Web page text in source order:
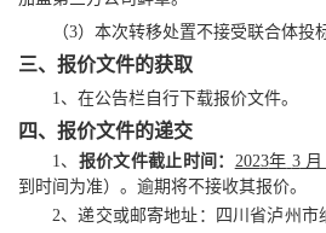
（3） 本次转移处置不接受联合体投
三、 报价文件的获取
1、 在公告栏自行下载报价文件。
四、报价文件的递交
1、 报价文件截止时间： 2023年 3月
到时间为准）。 逾期将不接收其报价。
2、递交或邮寄地址： 四川省泸州市